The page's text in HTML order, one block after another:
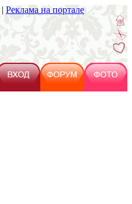
| Реклама на портале